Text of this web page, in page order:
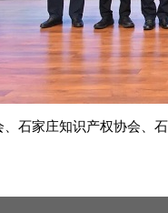
石家庄知识产权协会、